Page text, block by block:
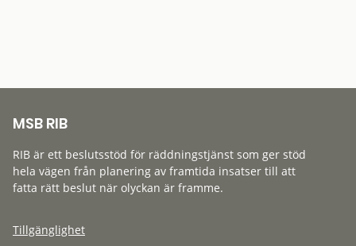
MSB RIB
RIB är ett beslutsstöd för räddningstjänst som ger stöd
hela vägen från planering av framtida insatser till att
fatta rätt beslut när olyckan är framme.
Tillgänglighet